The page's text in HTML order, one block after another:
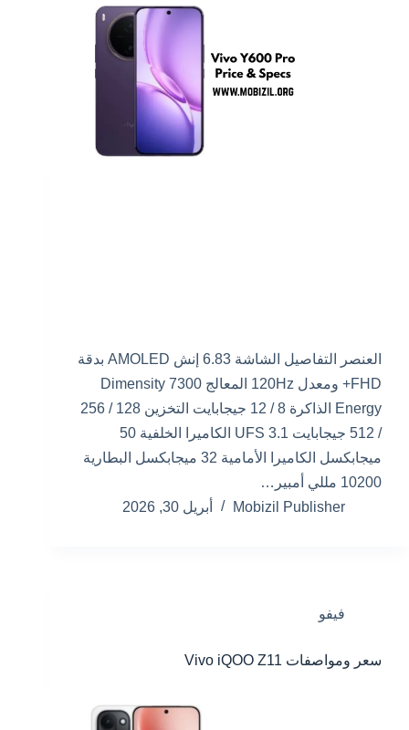
العنصر التفاصيل الشاشة 6.83 إنش AMOLED بدقة
FHD+ ومعدل 120Hz المعالج Dimensity 7300
Energy الذاكرة 8 / 12 جيجابايت التخزين 128 / 256
/ 512 جيجابايت UFS 3.1 الكاميرا الخلفية 50
ميجابكسل الكاميرا الأمامية 32 ميجابكسل البطارية
10200 مللي أمبير…
Mobizil Publisher
أبريل 30, 2026
فيفو
سعر ومواصفات Vivo iQOO Z11